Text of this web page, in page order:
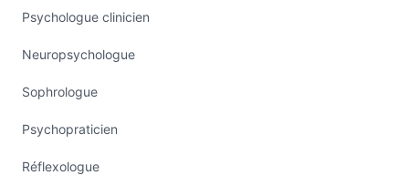
Psychologue clinicien
Neuropsychologue
Sophrologue
Psychopraticien
Réflexologue